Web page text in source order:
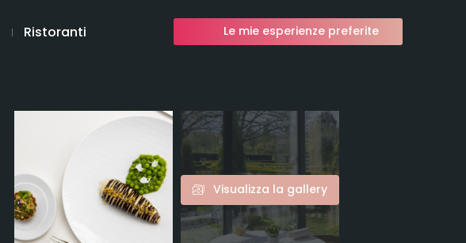
Ristoranti Le mie esperienze preferite
Visualizza la gallery